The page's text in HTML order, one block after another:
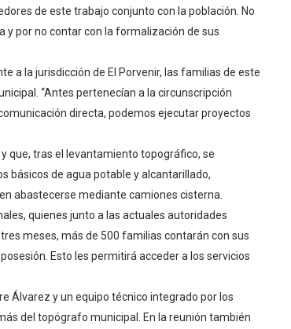
de este trabajo conjunto con la población. No
por no contar con la formalización de sus
a la jurisdicción de El Porvenir, las familias de este
“Antes pertenecían a la circunscripción
directa, podemos ejecutar proyectos
que, tras el levantamiento topográfico, se
básicos de agua potable y alcantarillado,
abastecerse mediante camiones cisterna.
quienes junto a las actuales autoridades
meses, más de 500 familias contarán con sus
Esto les permitirá acceder a los servicios
Álvarez y un equipo técnico integrado por los
del topógrafo municipal. En la reunión también